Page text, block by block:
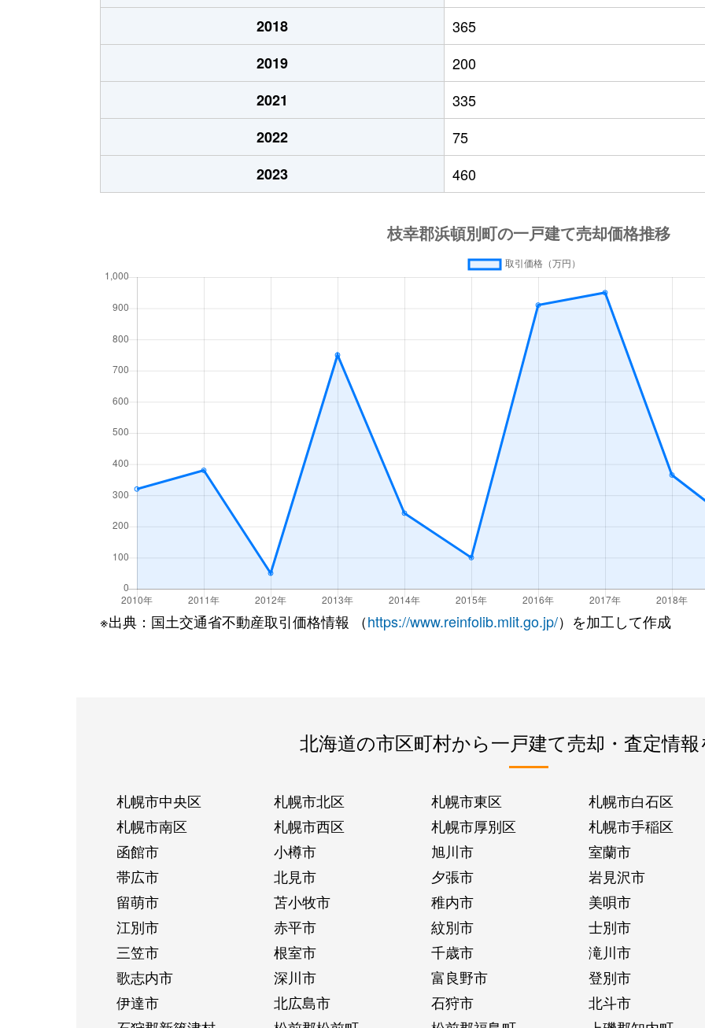
2018
365
2019
200
2021
335
2022
75
2023
460
※出典：国土交通省不動産取引価格情報 （https://www.reinfolib.mlit.go.jp/）を加工して作成
北海道の市区町村から一戸建て売却・査定情
札幌市中央区 札幌市北区 札幌市東区
札幌市白石区
札幌市南区
札幌市西区 札幌市厚別区
札幌市手稲区
函館市
小樽市 旭川市
室蘭市
帯広市
北見市 夕張市
岩見沢市
留萌市
苫小牧市 稚内市
美唄市
江別市
赤平市 紋別市
士別市
三笠市
根室市 千歳市
滝川市
歌志内市
深川市 富良野市
登別市
伊達市
北広島市 石狩市
北斗市